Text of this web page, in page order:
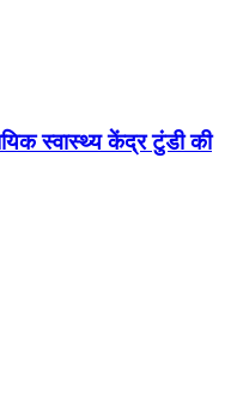
स्वास्थ्य केंद्र टुंडी की